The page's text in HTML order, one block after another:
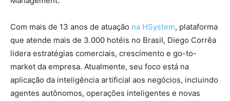
Com mais de 13 anos de atuação na HSystem, plataforma
que atende mais de 3.000 hotéis no Brasil, Diego Corrêa
lidera estratégias comerciais, crescimento e go-to-
market da empresa. Atualmente, seu foco está na
aplicação da inteligência artificial aos negócios, incluindo
agentes autônomos, operações inteligentes e novas